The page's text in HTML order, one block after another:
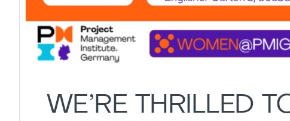
WE’RE THRILLED